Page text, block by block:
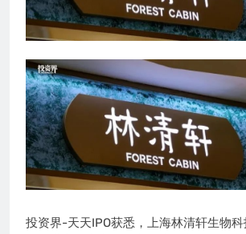
投资界-天天IPO获悉，上海林清轩生物科